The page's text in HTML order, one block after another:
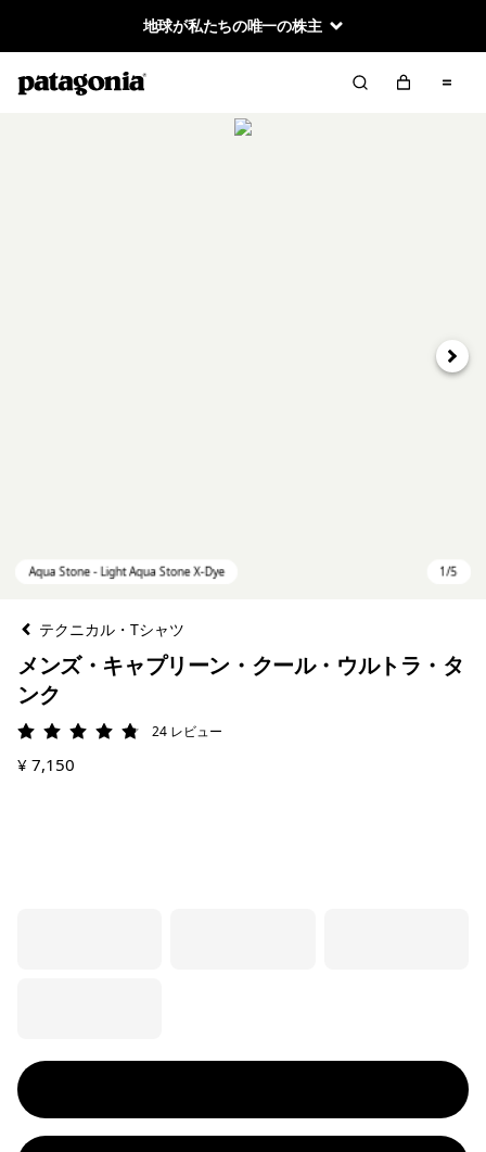
地球が私たちの唯一の株主
次へ
テクニカル・Tシャツ
メンズ・キャプリーン・クール・ウルトラ・タ
ンク
評価: 4.8 / 5
24 レビュー
¥ 7,150